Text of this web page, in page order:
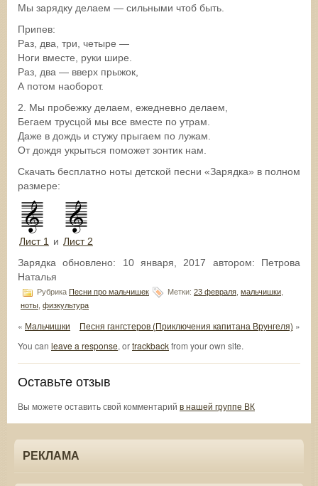
Мы зарядку делаем — сильными чтоб быть.
Припев:
Раз, два, три, четыре —
Ноги вместе, руки шире.
Раз, два — вверх прыжок,
А потом наоборот.
2. Мы пробежку делаем, ежедневно делаем,
Бегаем трусцой мы все вместе по утрам.
Даже в дождь и стужу прыгаем по лужам.
От дождя укрыться поможет зонтик нам.
Скачать бесплатно ноты детской песни «Зарядка» в полном
размере:
Лист 1 и Лист 2
Зарядка обновлено: 10 января, 2017 автором: Петрова
Наталья
Рубрика Песни про мальчишек Метки: 23 февраля мальчишки
ноты физкультура
« Мальчишки Песня гангстеров (Приключения капитана Врунгеля) »
You can leave a response, ortrackbackfrom your own site.
Оставьте отзыв
Вы можете оставить свой комментарий в нашей группе ВК
РЕКЛАМА